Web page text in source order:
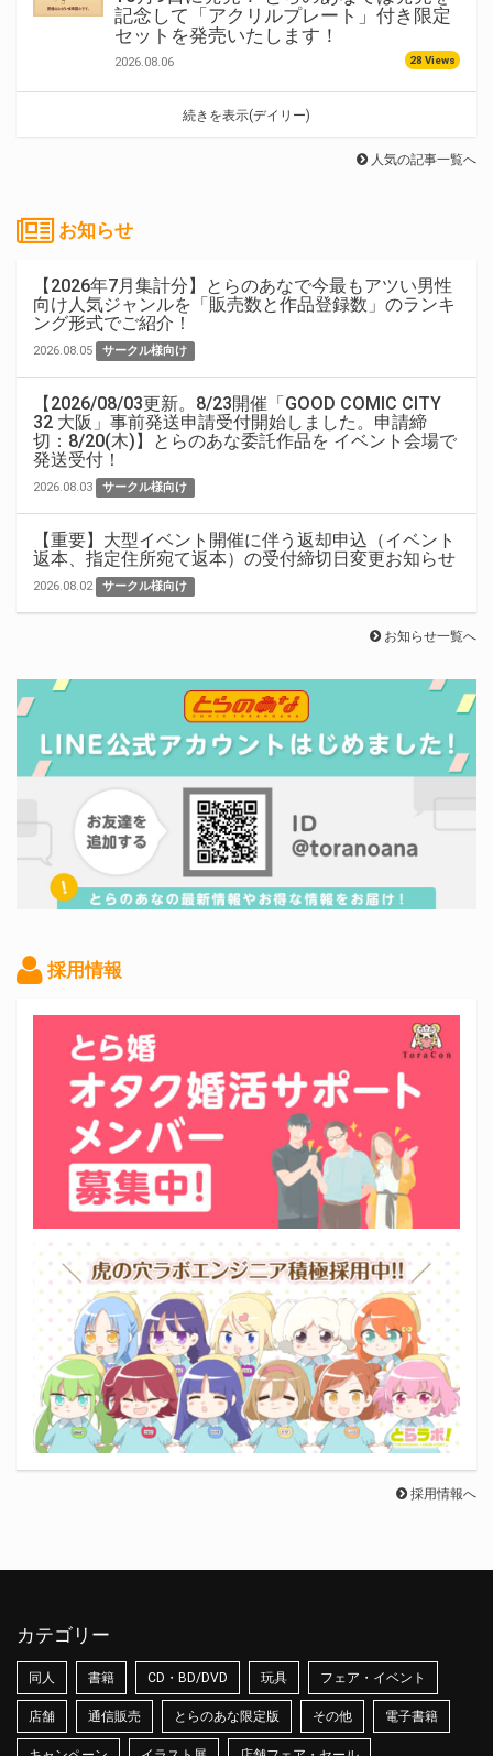
記念して「アクリルプレート」付き限定
セットを発売いたします！
2026.08.06 28 Views
続きを表示(デイリー)
人気の記事一覧へ
お知らせ
【2026年7月集計分】とらのあなで今最もアツい男性
向け人気ジャンルを「販売数と作品登録数」のランキ
ング形式でご紹介！
2026.08.05 サークル様向け
【2026/08/03更新。8/23開催「GOOD COMIC CITY
32 大阪」事前発送申請受付開始しました。申請締
切：8/20(木)】とらのあな委託作品を イベント会場で
発送受付！
2026.08.03 サークル様向け
【重要】大型イベント開催に伴う返却申込（イベント
返本、指定住所宛て返本）の受付締切日変更お知らせ
2026.08.02 サークル様向け
お知らせ一覧へ
採用情報
採用情報へ
カテゴリー
同人 書籍 CD・BD/DVD 玩具 フェア・イベント
店舗 通信販売 とらのあな限定版 その他 電子書籍